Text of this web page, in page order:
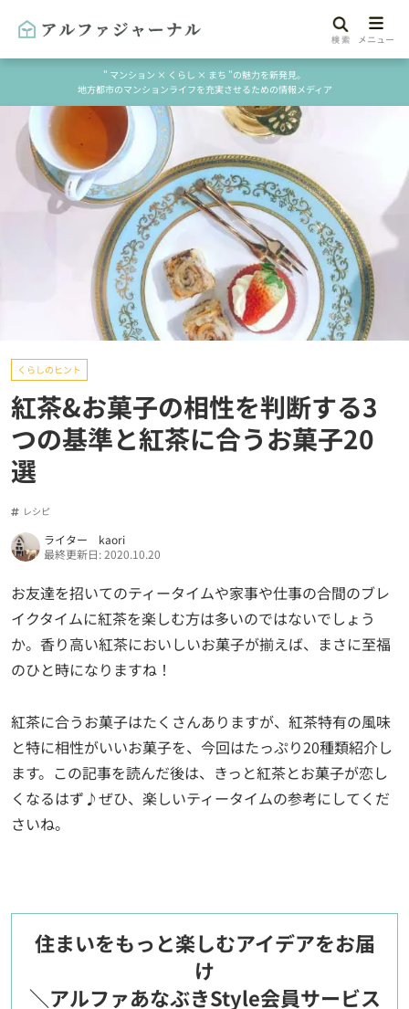
" マンション × くらし × まち "の魅力を新発見。
地方都市のマンションライフを充実させるための情報メディア
くらしのヒント
紅茶&お菓子の相性を判断する3
つの基準と紅茶に合うお菓子20
選
レシピ
ライター kaori
最終更新日: 2020.10.20
お友達を招いてのティータイムや家事や仕事の合間のブレ
イクタイムに紅茶を楽しむ方は多いのではないでしょう
か。香り高い紅茶においしいお菓子が揃えば、まさに至福
のひと時になりますね！
紅茶に合うお菓子はたくさんありますが、紅茶特有の風味
と特に相性がいいお菓子を、今回はたっぷり20種類紹介し
ます。この記事を読んだ後は、きっと紅茶とお菓子が恋し
くなるはず♪ぜひ、楽しいティータイムの参考にしてくだ
さいね。
住まいをもっと楽しむアイデアをお届
け
＼アルファあなぶきStyle会員サービス